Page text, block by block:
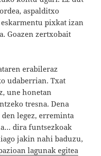
aspalditxo
pixkat izan
Goazen zertxobait
erabileraz
udaberrian. Txat
une honetan
tresna. Dena
legez, erreminta
dira funtsezkoak
jakin nahi baduzu,
lagunak egitea